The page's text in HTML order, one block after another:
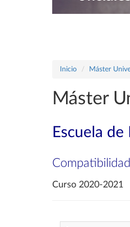
Inicio Máster
Máster
Escuela
Curso 2020-2021